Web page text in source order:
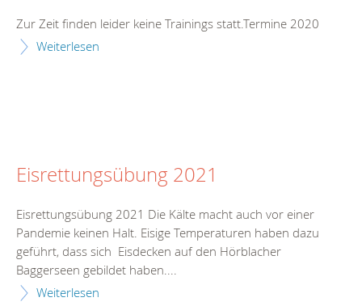
Zur Zeit finden leider keine Trainings statt.Termine 2020
Weiterlesen
Eisrettungsübung 2021
Eisrettungsübung 2021 Die Kälte macht auch vor einer
Pandemie keinen Halt. Eisige Temperaturen haben dazu
geführt, dass sich Eisdecken auf den Hörblacher
Baggerseen gebildet haben....
Weiterlesen